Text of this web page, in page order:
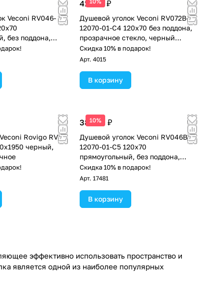
Veconi RV046-
без поддона,
хром
41 485 ₽
Душевой уголок Veconi RV072B-
12070-01-C4 120х70 без поддона,
прозрачное стекло, черный
матовый
Скидка 10% в подарок!
Арт. 4015
В корзину
Rovigo RV-
черный,
10%
38 476 ₽
Душевой уголок Veconi RV046B-
12070-01-C5 120х70
прямоугольный, без поддона,
прозрачное стекло, чёрный
матовый
Скидка 10% в подарок!
Арт. 17481
В корзину
эффективно использовать пространство и
является одной из наиболее популярных